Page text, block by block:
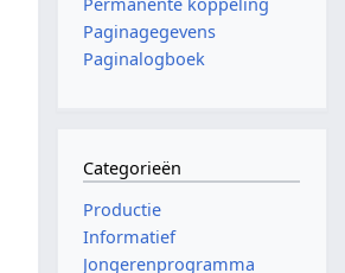
Paginagegevens
Paginalogboek
Categorieën
Productie
Informatief
Jongerenprogramma